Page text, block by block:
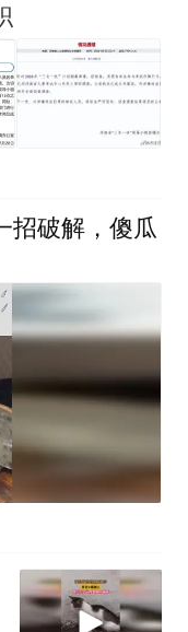
招破解，傻瓜